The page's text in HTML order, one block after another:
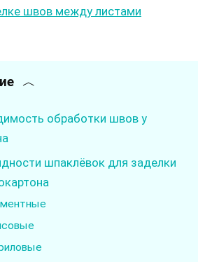
швов между листами
обработки швов у
шпаклёвок для заделки